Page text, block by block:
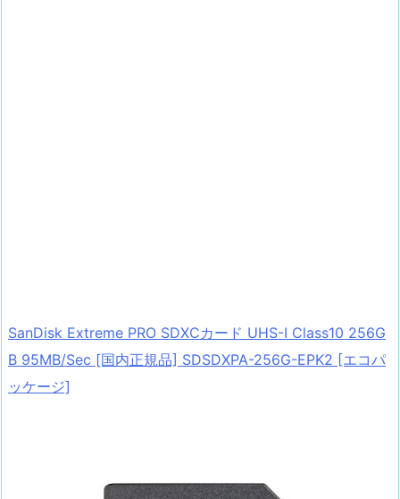
SanDisk Extreme PRO SDXCカード UHS-I Class10 256G
B 95MB/Sec [国内正規品] SDSDXPA-256G-EPK2 [エコパ
ッケージ]